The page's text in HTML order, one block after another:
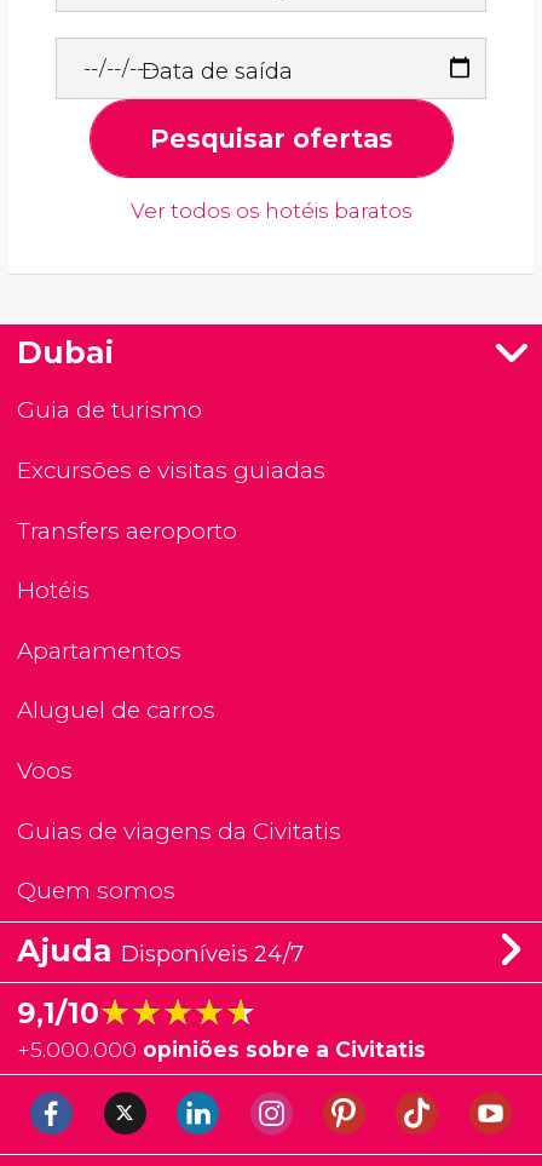
Data de saída
Pesquisar ofertas
Ver todos os hotéis baratos
Dubai
Guia de turismo
Excursões e visitas guiadas
Transfers aeroporto
Hotéis
Apartamentos
Aluguel de carros
Voos
Guias de viagens da Civitatis
Quem somos
Ajuda Disponíveis 24/7
9,1/10★★★★★
★★★★★
+5.000.000 opiniões sobre a Civitatis